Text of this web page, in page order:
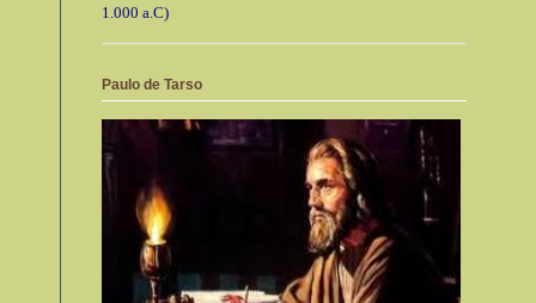
1.000 a.C)
Paulo de Tarso